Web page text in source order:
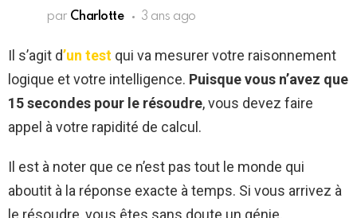
par Charlotte 3 ans ago
Il s’agit d’un test qui va mesurer votre raisonnement
logique et votre intelligence. Puisque vous n’avez que
15 secondes pour le résoudre, vous devez faire
appel à votre rapidité de calcul.
Il est à noter que ce n’est pas tout le monde qui
aboutit à la réponse exacte à temps. Si vous arrivez à
le résoudre, vous êtes sans doute un génie.